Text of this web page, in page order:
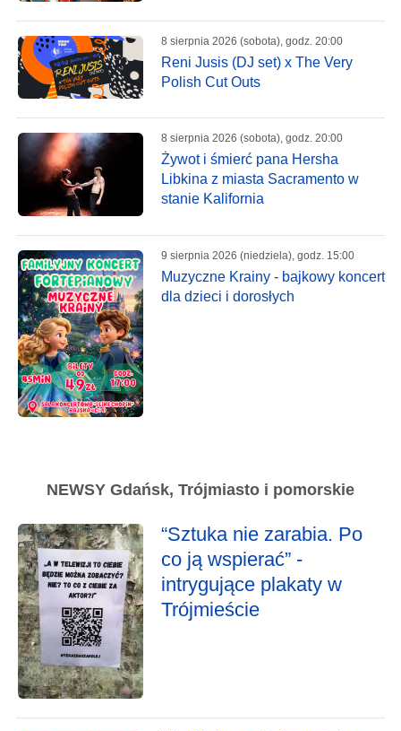
8 sierpnia 2026 (sobota), godz. 20:00
Reni Jusis (DJ set) x The Very
Polish Cut Outs
8 sierpnia 2026 (sobota), godz. 20:00
Żywot i śmierć pana Hersha
Libkina z miasta Sacramento w
stanie Kalifornia
9 sierpnia 2026 (niedziela), godz. 15:00
Muzyczne Krainy - bajkowy koncert
dla dzieci i dorosłych
NEWSY Gdańsk, Trójmiasto i pomorskie
“Sztuka nie zarabia. Po
co ją wspierać” -
intrygujące plakaty w
Trójmieście